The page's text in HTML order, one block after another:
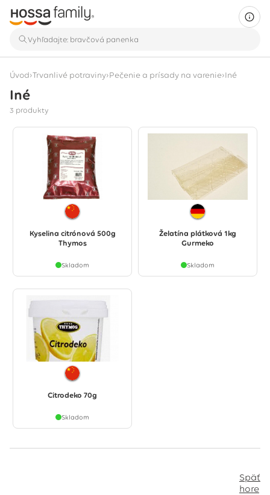
Úvod›Trvanlivé potraviny›Pečenie a prísady na varenie›Iné
Iné
3 produkty
Kyselina citrónová 500g
Thymos
Skladom
Želatína plátková 1kg
Gurmeko
Skladom
Citrodeko 70g
Skladom
Späť
hore